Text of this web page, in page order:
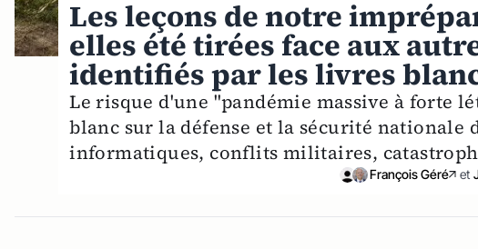
Les leçons de notre
elles été tirées face aux
identifiés par les livres
Le risque d'une "pandémie massive à forte
blanc sur la défense et la sécurité nationale
informatiques, conflits militaires,
François Géré et